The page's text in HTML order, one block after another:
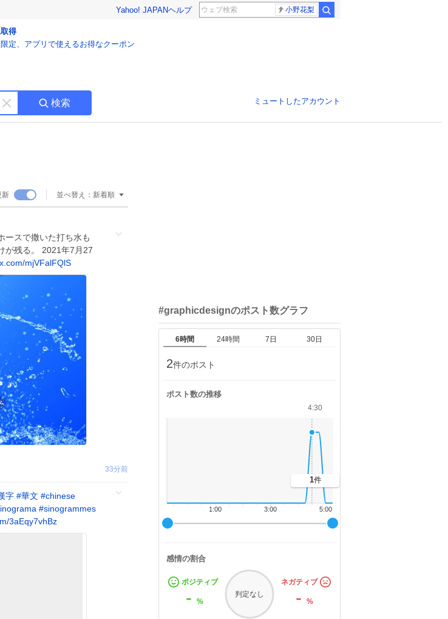
Yahoo! JAPANヘルプ 小野花梨
得
定、アプリで使えるお得なクーポン
キ
ー
す
検索 ミュートしたアカウント
新 並べ替え： 新着順
ースで撒いた打ち水も
が残る。 2021年7月27
mjVFalFQlS
33分前
字 #華文 #chinese
#sinogrammes
3aEqy7vhBz
#graphicdesignのポスト数グラフ
6時間 24時間 7日 30日
2件のポスト
ポスト数の推移
5:00
3:00
1:00
4:30
1件
感情の割合
ポジティブ
- %
判定なし
ネガティブ
-%